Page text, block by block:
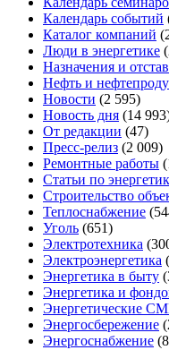
Календарь событий
Каталог компаний
Люди в энергетике
Назначения и
Нефть и
Новости (2 595)
Новость дня (14
От редакции (47)
Пресс-релиз (2 009)
Ремонтные работы
Статьи по
Строительство
Теплоснабжение
Уголь (651)
Электротехника
Электроэнергетика
Энергетика в быту
Энергетика и
Энергетические
Энергосбережение
Энергоснабжение